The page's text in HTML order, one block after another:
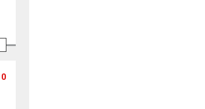
0